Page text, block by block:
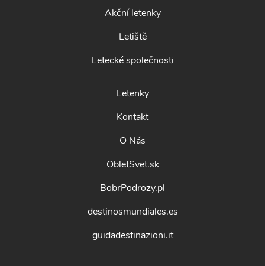
Akční letenky
Letiště
Letecké společnosti
Letenky
Kontakt
O Nás
ObletSvet.sk
BobrPodrozy.pl
destinosmundiales.es
guidadestinazioni.it